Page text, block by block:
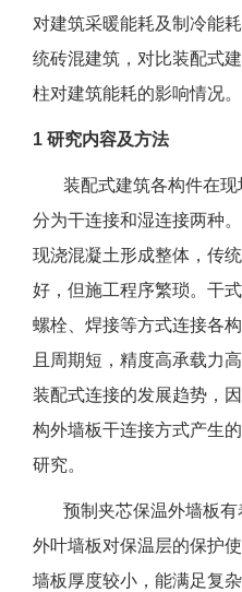
对建筑采暖能耗及制冷能
统砖混建筑，对比装配式
柱对建筑能耗的影响情况。
1 研究内容及方法
装配式建筑各构件在现
分为干连接和湿连接两种
现浇混凝土形成整体，传
好，但施工程序繁琐。干
螺栓、焊接等方式连接各
且周期短，精度高承载力
装配式连接的发展趋势，
构外墙板干连接方式产生
研究。
预制夹芯保温外墙板有
外叶墙板对保温层的保护
墙板厚度较小，能满足复